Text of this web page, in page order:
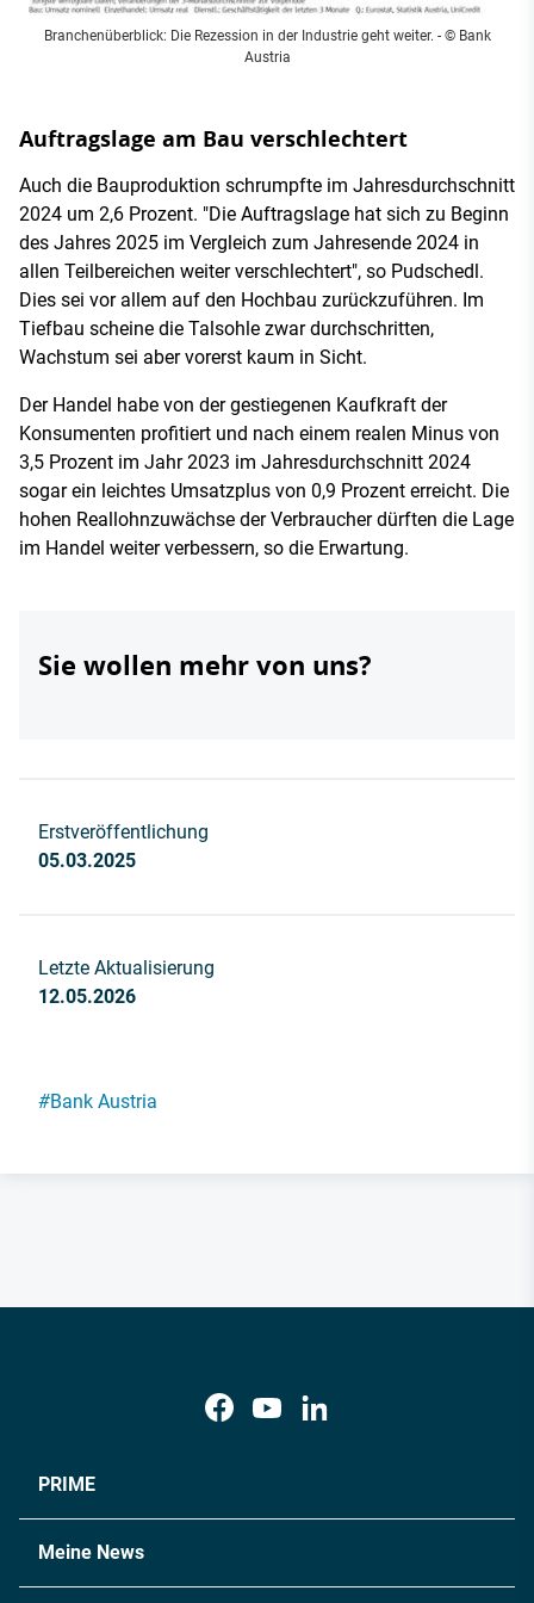
Branchenüberblick: Die Rezession in der Industrie geht weiter. - © Bank
Austria
Auftragslage am Bau verschlechtert
Auch die Bauproduktion schrumpfte im Jahresdurchschnitt
2024 um 2,6 Prozent. "Die Auftragslage hat sich zu Beginn
des Jahres 2025 im Vergleich zum Jahresende 2024 in
allen Teilbereichen weiter verschlechtert", so Pudschedl.
Dies sei vor allem auf den Hochbau zurückzuführen. Im
Tiefbau scheine die Talsohle zwar durchschritten,
Wachstum sei aber vorerst kaum in Sicht.
Der Handel habe von der gestiegenen Kaufkraft der
Konsumenten profitiert und nach einem realen Minus von
3,5 Prozent im Jahr 2023 im Jahresdurchschnitt 2024
sogar ein leichtes Umsatzplus von 0,9 Prozent erreicht. Die
hohen Reallohnzuwächse der Verbraucher dürften die Lage
im Handel weiter verbessern, so die Erwartung.
Sie wollen mehr von uns?
Erstveröffentlichung
05.03.2025
Letzte Aktualisierung
12.05.2026
#Bank Austria
PRIME
Meine News